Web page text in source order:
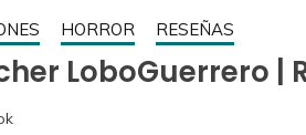
HORROR RESEÑAS
LoboGuerrero |